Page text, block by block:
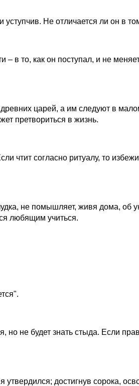
Не отличается ли он в
в то, как он поступал, и не
царей, а им следуют в
претвориться в жизнь.
чтит согласно ритуалу, то
не помышляет, живя дома, об
любящим учиться.
не будет знать стыда. Если
достигнув сорока,